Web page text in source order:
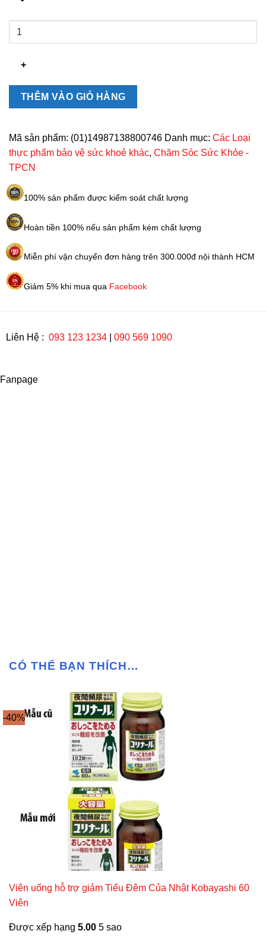
Bổ
Bản
Hachimi
Hãng
42
gói
lượng
THÊM VÀO GIỎ HÀNG
Mã sản phẩm: (01)14987138800746 Danh mục: Các Loại
thực phẩm bảo vệ sức khoẻ khác, Chăm Sóc Sức Khỏe -
TPCN
100% sản phẩm được kiểm soát chất lượng
Hoàn tiền 100% nếu sản phẩm kém chất lượng
Miễn phí vận chuyển đơn hàng trên 300.000đ nội thành HCM
Giảm 5% khi mua qua Facebook
Liên Hệ : 093 123 1234 090 569 1090
Fanpage
CÓ THỂ BẠN THÍCH…
-40%
Viên uống hỗ trợ giảm Tiểu Đêm Của Nhật Kobayashi 60
Viên
Được xếp hạng 5.005 sao